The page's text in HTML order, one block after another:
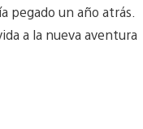
un año atrás.
a la nueva aventura